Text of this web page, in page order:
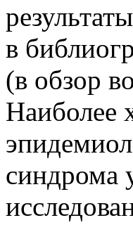
в
(в обзор
Наиболее
синдрома